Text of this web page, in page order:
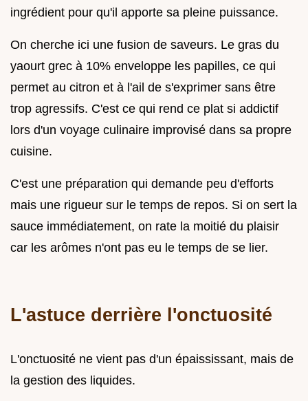
ingrédient pour qu'il apporte sa pleine puissance.
On cherche ici une fusion de saveurs. Le gras du
yaourt grec à 10% enveloppe les papilles, ce qui
permet au citron et à l'ail de s'exprimer sans être
trop agressifs. C'est ce qui rend ce plat si addictif
lors d'un voyage culinaire improvisé dans sa propre
cuisine.
C'est une préparation qui demande peu d'efforts
mais une rigueur sur le temps de repos. Si on sert la
sauce immédiatement, on rate la moitié du plaisir
car les arômes n'ont pas eu le temps de se lier.
L'astuce derrière l'onctuosité
L'onctuosité ne vient pas d'un épaississant, mais de
la gestion des liquides.